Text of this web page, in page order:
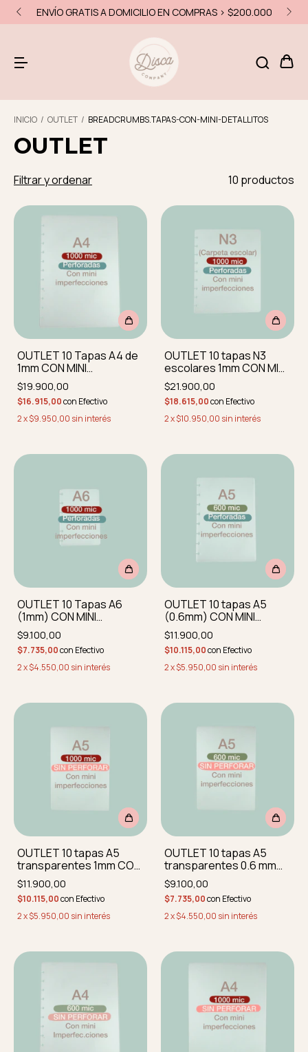
ENVÍO GRATIS A DOMICILIO EN COMPRAS > $200.000
INICIO / OUTLET / BREADCRUMBS.TAPAS-CON-MINI-DETALLITOS
OUTLET
Filtrar y ordenar 10 productos
OUTLET 10 Tapas A4 de
1mm CON MINI
IMPERFECCIONES
perforadas y
redondeadas
$19.900,00
$16.915,00con Efectivo
2x$9.950,00 sin interés
OUTLET 10 tapas N3
escolares 1mm CON MINI
IMPERFECCIONES
perforadas
$21.900,00
$18.615,00con Efectivo
2x$10.950,00 sin interés
OUTLET 10 Tapas A6
(1mm) CON MINI
IMPERFECCIONES
perforadas y
redondeadas
$9.100,00
$7.735,00con Efectivo
2x$4.550,00 sin interés
OUTLET 10 tapas A5
(0.6mm) CON MINI
IMPERFECCIONES
perforadas y
redondeadas
$11.900,00
$10.115,00con Efectivo
2x$5.950,00 sin interés
OUTLET 10 tapas A5
transparentes 1mm CON
MINI IMPERFEC
REDONDEADAS sin
perforar
$11.900,00
$10.115,00con Efectivo
2x$5.950,00 sin interés
OUTLET 10 tapas A5
transparentes 0.6 mm
CON MINI IMPERF
REDONDEADAS SIN
PERFORAR
$9.100,00
$7.735,00con Efectivo
2x$4.550,00 sin interés